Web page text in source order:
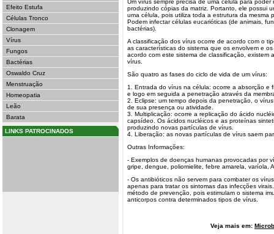
Efeito Estufa
Células Tronco
Clonagem
Vírus
Fungos
Bactérias
Oswaldo Cruz
Menstruação
Homeopatia
Leão
Barata
LINKS PATROCINADOS
Um vírus sempre precisa de uma célula para poder
produzindo cópias da matriz. Portanto, ele possui
uma célula, pois utiliza toda a estrutura da mesma
Podem infectar células eucarióticas (de animais,
bactérias).
A classificação dos vírus ocorre de acordo com o
as características do sistema que os envolvem e
acordo com este sistema de classificação, existem
vírus.
São quatro as fases do ciclo de vida de um vírus:
1. Entrada do vírus na célula: ocorre a absorção e
e logo em seguida a penetração através da
2. Eclipse: um tempo depois da penetração, o
de sua presença ou atividade.
3. Multiplicação: ocorre a replicação do ácido
capsídeo. Os ácidos nucléicos e as proteínas
produzindo novas partículas de vírus.
4. Liberação: as novas partículas de vírus saem
Outras Informações:
- Exemplos de doenças humanas provocadas por
gripe, dengue, poliomielite, febre amarela, varíola,
- Os antibióticos não servem para combater os
apenas para tratar os sintomas das infecções
método de prevenção, pois estimulam o sistema
anticorpos contra determinados tipos de vírus.
Veja mais em: